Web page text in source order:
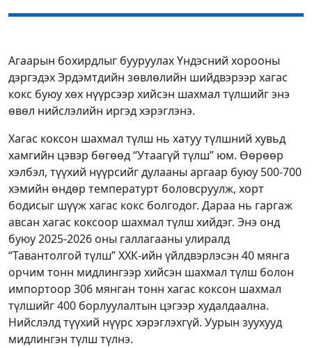
Агаарын бохирдлыг бууруулах Үндэсний хорооны
дэргэдэх Эрдэмтдийн зөвлөлийн шийдвэрээр хагас
кокс буюу хөх нүүрсээр хийсэн шахмал түлшийг энэ
өвөл нийслэлийн иргэд хэрэглэнэ.
Хагас коксон шахмал түлш нь хатуу түлшний хувьд
хамгийн цэвэр бөгөөд “Утаагүй түлш” юм. Өөрөөр
хэлбэл, түүхий нүүрсийг дулааны аргаар буюу 500-700
хэмийн өндөр температурт боловсруулж, хорт
бодисыг шүүж хагас кокс болгодог. Дараа нь гаргаж
авсан хагас коксоор шахмал түлш хийдэг. Энэ онд
буюу 2025-2026 оны галлагааны улиралд
“Тавантолгой түлш” ХХК-ийн үйлдвэрлэсэн 40 мянга
орчим тонн мидлингээр хийсэн шахмал түлш болон
импортоор 306 мянган тонн хагас коксон шахмал
түлшийг 400 борлуулалтын цэгээр худалдаална.
Нийслэлд түүхий нүүрс хэрэглэхгүй. Уурын зуухууд
мидлингэн түлш түлнэ.